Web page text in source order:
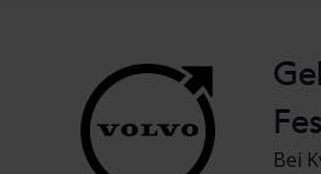
Bei